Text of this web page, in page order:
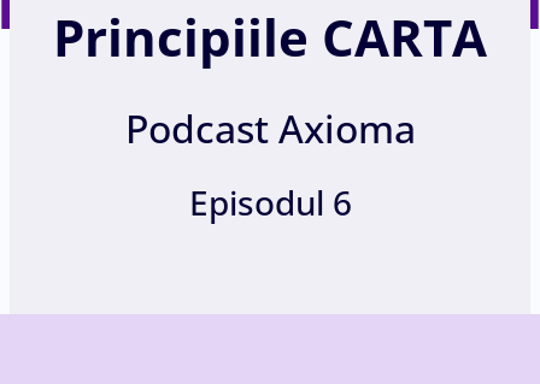
Principiile CARTA
Podcast Axioma
Episodul 6